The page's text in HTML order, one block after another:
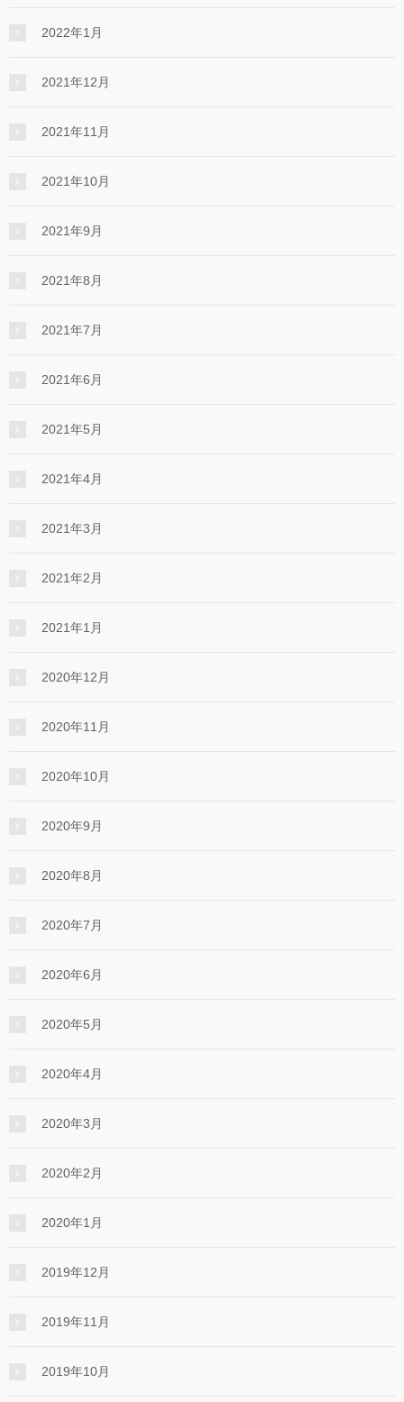
2022年1月
2021年12月
2021年11月
2021年10月
2021年9月
2021年8月
2021年7月
2021年6月
2021年5月
2021年4月
2021年3月
2021年2月
2021年1月
2020年12月
2020年11月
2020年10月
2020年9月
2020年8月
2020年7月
2020年6月
2020年5月
2020年4月
2020年3月
2020年2月
2020年1月
2019年12月
2019年11月
2019年10月